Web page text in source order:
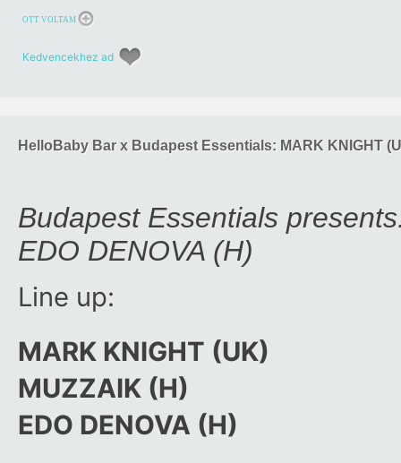
OTT VOLTAM
Kedvencekhez ad
HelloBaby Bar x Budapest Essentials: MARK KNIGHT
Budapest Essentials
EDO DENOVA (H)
Line up:
MARK KNIGHT (UK)
MUZZAIK (H)
EDO DENOVA (H)